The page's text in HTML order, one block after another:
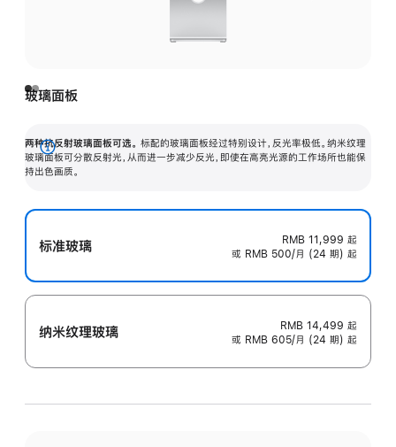
玻璃面板
两种抗反射玻璃面板可选。 标配的玻璃面板经过特别设计，反光率极低。纳米纹理
玻璃面板可分散反射光，从而进一步减少反光，即使在高亮光源的工作场所也能保
持出色画质。
展
开
标准玻璃 RMB 11,999 起
或 RMB 500/月 (24 期) 起
纳米纹理玻璃 RMB 14,499 起
或 RMB 605/月 (24 期) 起